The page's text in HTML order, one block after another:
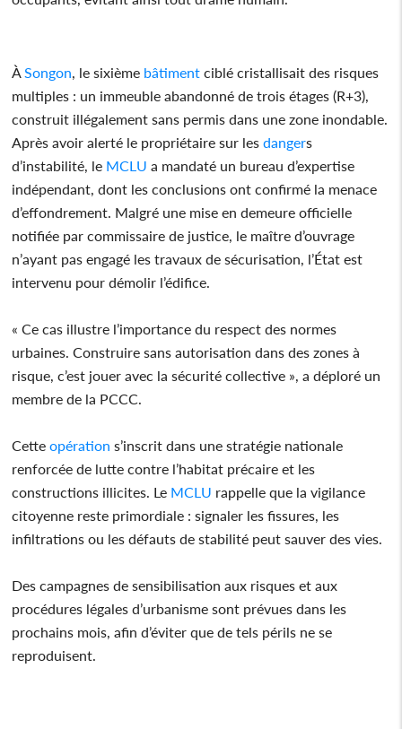
ÀSongon, le sixième bâtiment ciblé cristallisait des risques
multiples : un immeuble abandonné de trois étages (R+3),
construit illégalement sans permis dans une zone inondable.
Après avoir alerté le propriétaire sur lesdangers
d’instabilité, le MCLU a mandaté un bureau d’expertise
indépendant, dont les conclusions ont confirmé la menace
d’effondrement. Malgré une mise en demeure officielle
notifiée par commissaire de justice, le maître d’ouvrage
n’ayant pas engagé les travaux de sécurisation, l’État est
intervenu pour démolir l’édifice.
« Ce cas illustre l’importance du respect des normes
urbaines. Construire sans autorisation dans des zones à
risque, c’est jouer avec la sécurité collective », a déploré un
membre de la PCCC.
Cetteopération s’inscrit dans une stratégie nationale
renforcée de lutte contre l’habitat précaire et les
constructions illicites. Le MCLU rappelle que la vigilance
citoyenne reste primordiale : signaler les fissures, les
infiltrations ou les défauts de stabilité peut sauver des vies.
Des campagnes de sensibilisation aux risques et aux
procédures légales d’urbanisme sont prévues dans les
prochains mois, afin d’éviter que de tels périls ne se
reproduisent.